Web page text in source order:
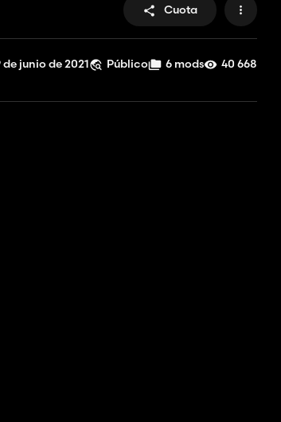
Cuota
de junio de 2021 Público 6 mods 40 668